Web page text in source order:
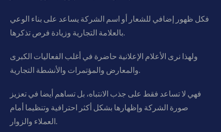
فكل ظهور إضافي للشعار أو اسم الشركة يساعد على بناء الوعي
بالعلامة التجارية وزيادة فرص تذكرها.
ولهذا نرى الأعلام الإعلانية حاضرة في أغلب الفعاليات الكبرى
والمعارض والمؤتمرات والأنشطة التجارية.
فهي لا تساعد فقط على جذب الانتباه، بل تساهم أيضا في تعزيز
صورة الشركة وإظهارها بشكل أكثر احترافية وتنظيما أمام
العملاء والزوار.